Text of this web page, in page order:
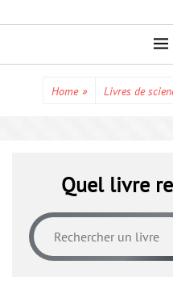
Home » Livres de
Quel livre